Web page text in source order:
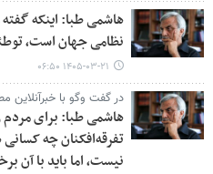
هاشمی طبا: اینکه
نظامی جهان است،
۱۴۰۵-۰۳-۲۱ ۰۶:۵۰
در گفت وگو با خبرآنلاین
هاشمی طبا: برای
تفرقه‌افکنان چه
نیست، اما باید با آن